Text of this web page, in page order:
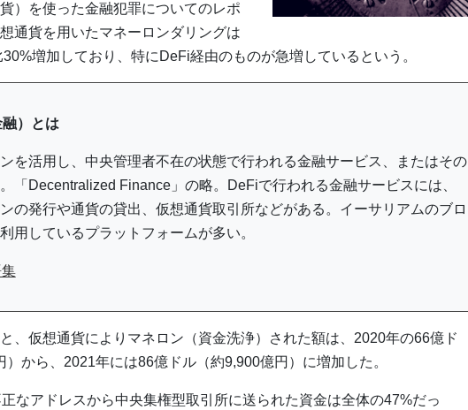
）を使った金融犯罪についてのレポ
通貨を用いたマネーロンダリングは
増加しており、特にDeFi経由のものが急増しているという。
）とは
を活用し、中央管理者不在の状態で行われる金融サービス、またはその
「Decentralized Finance」の略。DeFiで行われる金融サービスには、
の発行や通貨の貸出、仮想通貨取引所などがある。イーサリアムのブロ
用しているプラットフォームが多い。
、仮想通貨によりマネロン（資金洗浄）された額は、2020年の66億ド
）から、2021年には86億ドル（約9,900億円）に増加した。
なアドレスから中央集権型取引所に送られた資金は全体の47%だっ